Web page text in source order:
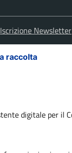
Iscrizione Newsletter
raccolta